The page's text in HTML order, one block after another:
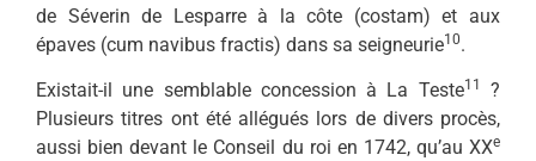
de Séverin de Lesparre à la côte (costam) et aux
épaves (cum navibus fractis) dans sa seigneurie10.
Existait-il une semblable concession à La Teste11
?
Plusieurs titres ont été allégués lors de divers procès,
aussi bien devant le Conseil du roi en 1742, qu’au XXe